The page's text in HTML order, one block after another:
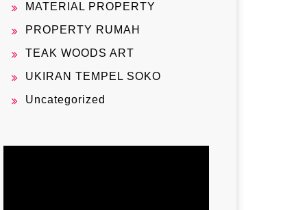
MATERIAL PROPERTY
PROPERTY RUMAH
TEAK WOODS ART
UKIRAN TEMPEL SOKO
Uncategorized